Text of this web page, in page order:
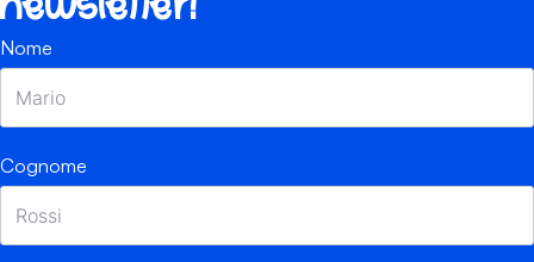
newsletter!
Nome
Cognome